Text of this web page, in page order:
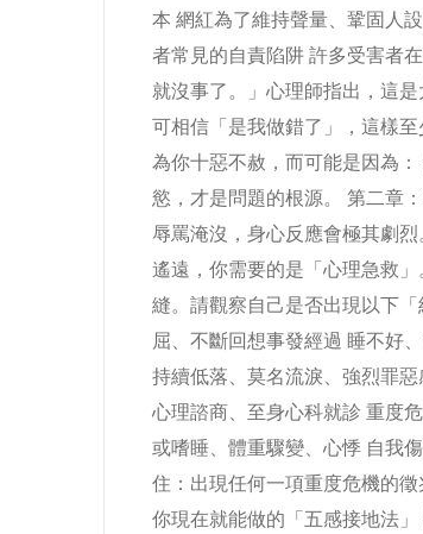
本 網紅為了維持聲量、鞏固人
者常見的自責陷阱 許多受害者
就沒事了。」心理師指出，這
可相信「是我做錯了」，這樣
為你十惡不赦，而可能是因為
慾，才是問題的根源。 第二章
辱罵淹沒，身心反應會極其劇
遙遠，你需要的是「心理急救
縫。請觀察自己是否出現以下
屈、不斷回想事發經過 睡不好
持續低落、莫名流淚、強烈罪
心理諮商、至身心科就診 重度
或嗜睡、體重驟變、心悸 自我
住：出現任何一項重度危機的
你現在就能做的「五感接地法